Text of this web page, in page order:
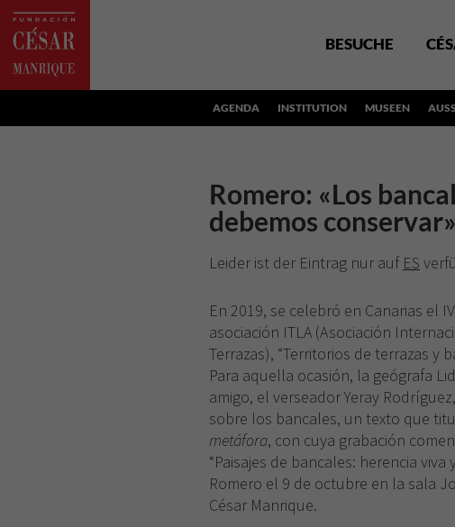
BESUCHE
AGENDA INSTITUTION MUSEEN
Romero: «Los
debemos conservar»
Leider ist der Eintrag nur auf ES
En 2019, se celebró en Canarias el
asociación ITLA (Asociación
Terrazas), “Territorios de terrazas y
Para aquella ocasión, la geógrafa
amigo, el verseador Yeray
sobre los bancales, un texto que
metáfora, con cuya grabación
“Paisajes de bancales: herencia
Romero el 9 de octubre en la sala
César Manrique.